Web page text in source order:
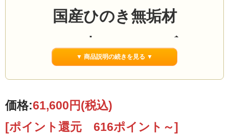
国産ひのき無垢材
100cm丸ローテーブル
幅75〜120cmまで
▼ 商品説明の続きを見る ▼
価格:61,600円(税込)
[ポイント還元 616ポイント～]